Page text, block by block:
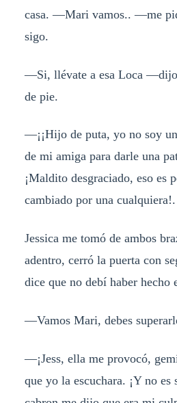
casa. —Mari vamos.. —me
sigo.
—Si, llévate a esa Loca —dijo
de pie.
—¡¡Hijo de puta, yo no soy
de mi amiga para darle una
¡Maldito desgraciado, eso es
cambiado por una cualquiera!.
Jessica me tomó de ambos
adentro, cerró la puerta con
dice que no debí haber hecho
—Vamos Mari, debes
—¡Jess, ella me provocó,
que yo la escuchara. ¡Y no es